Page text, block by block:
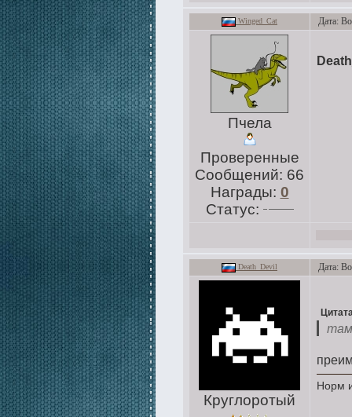
Winged_Cat Дата:
Пчела
Проверенные
Сообщений: 66
Награды: 0
Статус:
Death_Devil Дата:
Круглоротый
там
Норм